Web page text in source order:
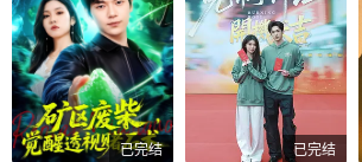
已完结 已完结